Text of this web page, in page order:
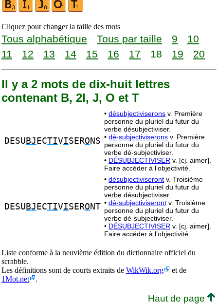
Cliquez pour changer la taille des mots
Tous alphabétique Tous par taille 9
10
11
12 13 14 15 16 17 18 19 20
Il y a 2 mots de dix-huit lettres
contenant B, 2I, J, O et T
DESU BJ ECTIVISERO NS
• désubjectiviserons v. Première
personne du pluriel du futur du
verbe désubjectiviser.
• dé-subjectiviserons v. Première
personne du pluriel du futur du
verbe dé-subjectiviser.
• DÉSUBJECTIVISER v. [cj. aimer].
Faire accéder à l’objectivité.
DESU BJ ECTIVISERO NT
• désubjectiviseront v. Troisième
personne du pluriel du futur du
verbe désubjectiviser.
• dé-subjectiviseront v. Troisième
personne du pluriel du futur du
verbe dé-subjectiviser.
• DÉSUBJECTIVISER v. [cj. aimer].
Faire accéder à l’objectivité.
Liste conforme à la neuvième édition du dictionnaire officiel du
scrabble.
Les définitions sont de courts extraits de WikWik.org
et de
1Mot.net
.
Haut de page